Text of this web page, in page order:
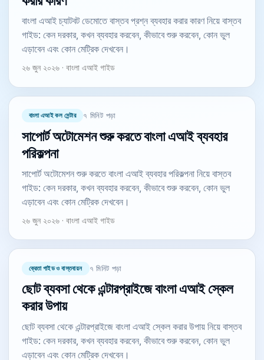
বাংলা এআই চ্যাটবট ডেমোতে বাস্তব প্রশ্ন ব্যবহার করার কারণ নিয়ে বাস্তব
গাইড: কেন দরকার, কখন ব্যবহার করবেন, কীভাবে শুরু করবেন, কোন ভুল
এড়াবেন এবং কোন মেট্রিক দেখবেন।
২৬ জুন ২০২৬ · বাংলা এআই গাইড
বাংলা এআই কল সেন্টার ৭ মিনিট পড়া
সাপোর্ট অটোমেশন শুরু করতে বাংলা এআই ব্যবহার
পরিকল্পনা
সাপোর্ট অটোমেশন শুরু করতে বাংলা এআই ব্যবহার পরিকল্পনা নিয়ে বাস্তব
গাইড: কেন দরকার, কখন ব্যবহার করবেন, কীভাবে শুরু করবেন, কোন ভুল
এড়াবেন এবং কোন মেট্রিক দেখবেন।
২৬ জুন ২০২৬ · বাংলা এআই গাইড
ক্রেতা গাইড ও বাস্তবায়ন ৭ মিনিট পড়া
ছোট ব্যবসা থেকে এন্টারপ্রাইজে বাংলা এআই স্কেল
করার উপায়
ছোট ব্যবসা থেকে এন্টারপ্রাইজে বাংলা এআই স্কেল করার উপায় নিয়ে বাস্তব
গাইড: কেন দরকার, কখন ব্যবহার করবেন, কীভাবে শুরু করবেন, কোন ভুল
এড়াবেন এবং কোন মেট্রিক দেখবেন।